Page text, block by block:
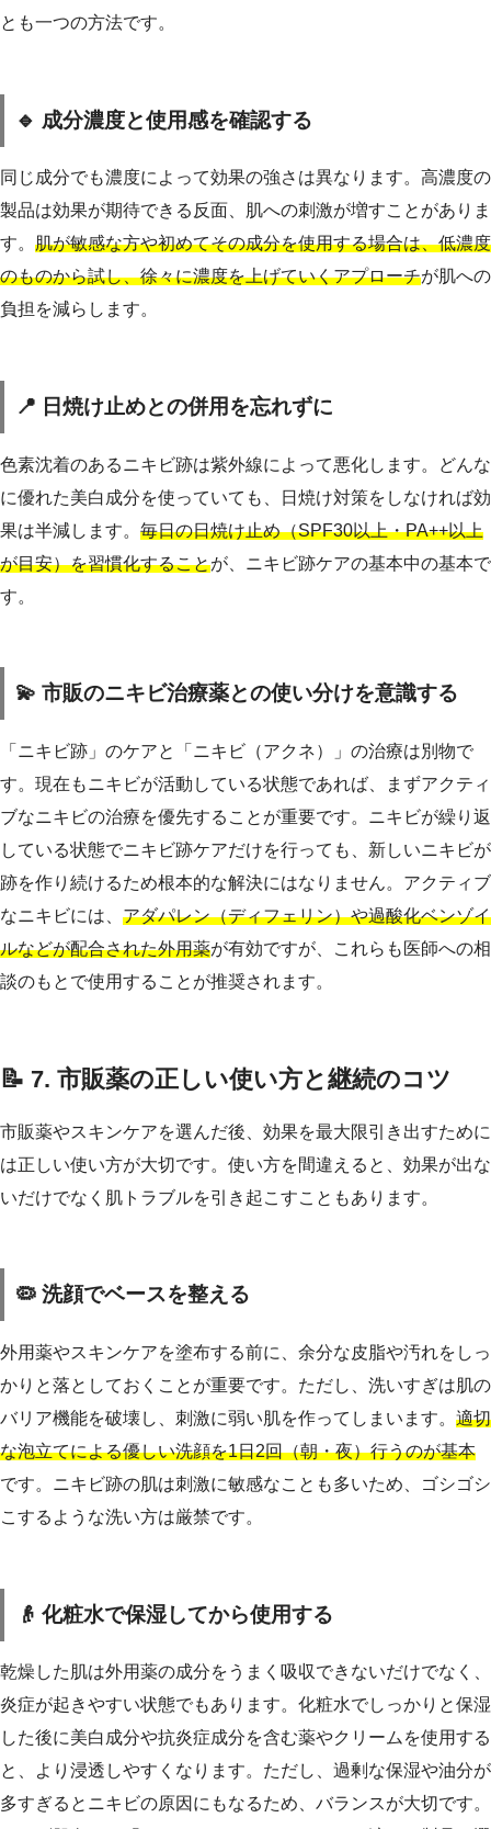
とも一つの方法です。
🔹 成分濃度と使用感を確認する
同じ成分でも濃度によって効果の強さは異なります。高濃度の
製品は効果が期待できる反面、肌への刺激が増すことがありま
す。 肌が敏感な方や初めてその成分を使用する場合は、低濃度
のものから試し、徐々に濃度を上げていくアプローチが肌への
負担を減らします。
📍 日焼け止めとの併用を忘れずに
色素沈着のあるニキビ跡は紫外線によって悪化します。どんな
に優れた美白成分を使っていても、日焼け対策をしなければ効
果は半減します。 毎日の日焼け止め（SPF30以上・PA++以上
が目安）を習慣化することが、ニキビ跡ケアの基本中の基本で
す。
💫 市販のニキビ治療薬との使い分けを意識する
「ニキビ跡」のケアと「ニキビ（アクネ）」の治療は別物で
す。現在もニキビが活動している状態であれば、まずアクティ
ブなニキビの治療を優先することが重要です。ニキビが繰り返
している状態でニキビ跡ケアだけを行っても、新しいニキビが
跡を作り続けるため根本的な解決にはなりません。アクティブ
なニキビには、 アダパレン（ディフェリン）や過酸化ベンゾイ
ルなどが配合された外用薬が有効ですが、これらも医師への相
談のもとで使用することが推奨されます。
📝 7. 市販薬の正しい使い方と継続のコツ
市販薬やスキンケアを選んだ後、効果を最大限引き出すために
は正しい使い方が大切です。使い方を間違えると、効果が出な
いだけでなく肌トラブルを引き起こすこともあります。
🦠 洗顔でベースを整える
外用薬やスキンケアを塗布する前に、余分な皮脂や汚れをしっ
かりと落としておくことが重要です。ただし、洗いすぎは肌の
バリア機能を破壊し、刺激に弱い肌を作ってしまいます。 適切
な泡立てによる優しい洗顔を1日2回（朝・夜）行うのが基本
です。ニキビ跡の肌は刺激に敏感なことも多いため、ゴシゴシ
こするような洗い方は厳禁です。
👴 化粧水で保湿してから使用する
乾燥した肌は外用薬の成分をうまく吸収できないだけでなく、
炎症が起きやすい状態でもあります。化粧水でしっかりと保湿
した後に美白成分や抗炎症成分を含む薬やクリームを使用する
と、より浸透しやすくなります。ただし、過剰な保湿や油分が
多すぎるとニキビの原因にもなるため、バランスが大切です。